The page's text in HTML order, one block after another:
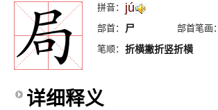
拼音： jú
部首： 尸 部首笔画：
笔顺： 折横撇折竖折横
详细释义